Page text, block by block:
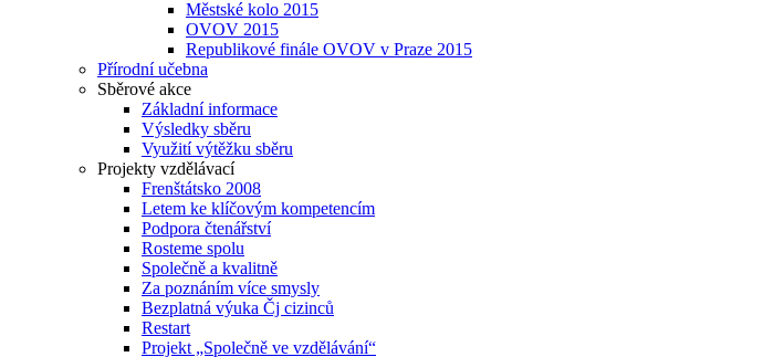
Městské kolo 2015
OVOV 2015
Republikové finále OVOV v Praze 2015
Přírodní učebna
Sběrové akce
Základní informace
Výsledky sběru
Využití výtěžku sběru
Projekty vzdělávací
Frenštátsko 2008
Letem ke klíčovým kompetencím
Podpora čtenářství
Rosteme spolu
Společně a kvalitně
Za poznáním více smysly
Bezplatná výuka Čj cizinců
Restart
Projekt „Společně ve vzdělávání“